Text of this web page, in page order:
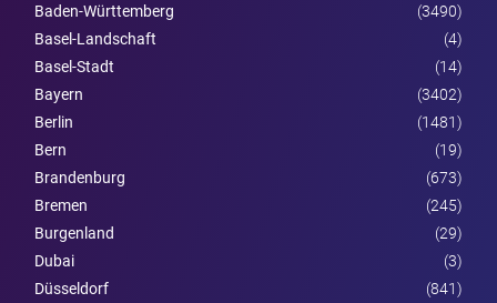
Baden-Württemberg
(3490)
Basel-Landschaft
(4)
Basel-Stadt
(14)
Bayern
(3402)
Berlin
(1481)
Bern
(19)
Brandenburg
(673)
Bremen
(245)
Burgen­land
(29)
Dubai
(3)
Düsseldorf
(841)